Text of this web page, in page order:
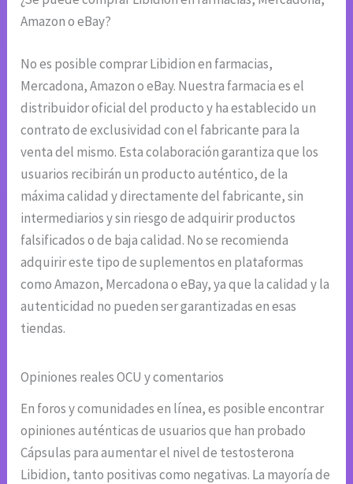
Amazon o eBay?
No es posible comprar Libidion en farmacias,
Mercadona, Amazon o eBay. Nuestra farmacia es el
distribuidor oficial del producto y ha establecido un
contrato de exclusividad con el fabricante para la
venta del mismo. Esta colaboración garantiza que los
usuarios recibirán un producto auténtico, de la
máxima calidad y directamente del fabricante, sin
intermediarios y sin riesgo de adquirir productos
falsificados o de baja calidad. No se recomienda
adquirir este tipo de suplementos en plataformas
como Amazon, Mercadona o eBay, ya que la calidad y la
autenticidad no pueden ser garantizadas en esas
tiendas.
Opiniones reales OCU y comentarios
En foros y comunidades en línea, es posible encontrar
opiniones auténticas de usuarios que han probado
Cápsulas para aumentar el nivel de testosterona
Libidion, tanto positivas como negativas. La mayoría de